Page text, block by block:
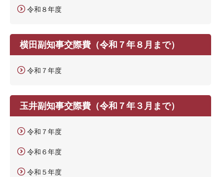
令和８年度
横田副知事交際費（令和７年８月まで）
令和７年度
玉井副知事交際費（令和７年３月まで）
令和７年度
令和６年度
令和５年度